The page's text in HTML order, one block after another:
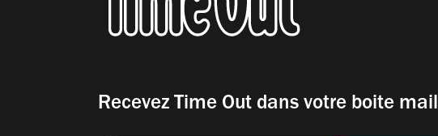
Recevez Time Out dans votre boite mail